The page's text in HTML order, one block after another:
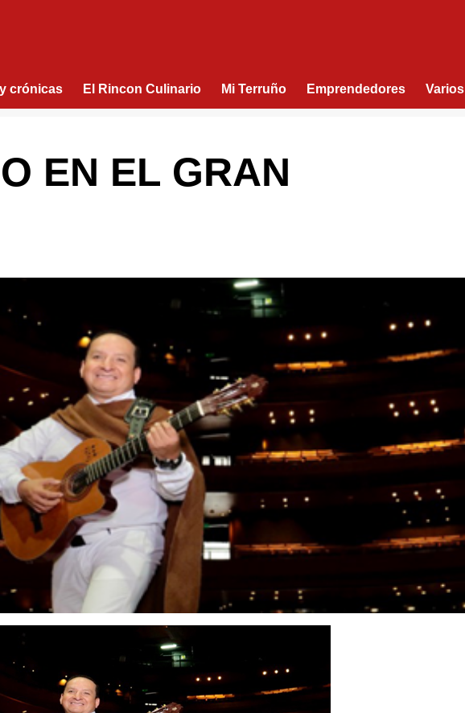
crónicas El Rincon Culinario Mi Terruño Emprendedores Varios
EN EL GRAN